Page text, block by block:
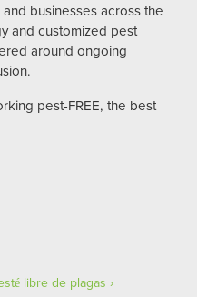
businesses across the
and customized pest
around ongoing
pest-FREE, the best
libre de plagas